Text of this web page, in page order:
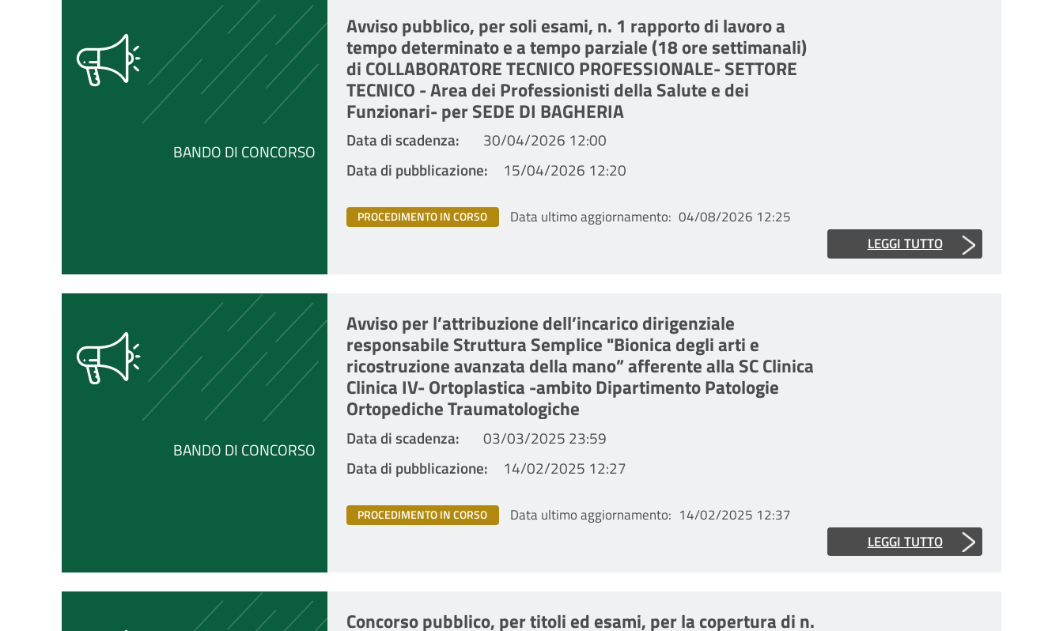
BANDO DI CONCORSO
Avviso pubblico, per soli esami, n. 1 rapporto di lavoro a
tempo determinato e a tempo parziale (18 ore settimanali)
di COLLABORATORE TECNICO PROFESSIONALE- SETTORE
TECNICO - Area dei Professionisti della Salute e dei
Funzionari- per SEDE DI BAGHERIA
Data di scadenza
30/04/2026 12:00
Data di pubblicazione
15/04/2026 12:20
PROCEDIMENTO IN CORSO Data ultimo aggiornamento 04/08/2026 12:25
LEGGI TUTTO
BANDO DI CONCORSO
Avviso per l’attribuzione dell’incarico dirigenziale
responsabile Struttura Semplice "Bionica degli arti e
ricostruzione avanzata della mano” afferente alla SC Clinica
Clinica IV- Ortoplastica -ambito Dipartimento Patologie
Ortopediche Traumatologiche
Data di scadenza
03/03/2025 23:59
Data di pubblicazione
14/02/2025 12:27
PROCEDIMENTO IN CORSO Data ultimo aggiornamento
14/02/2025 12:37
LEGGI TUTTO
Concorso pubblico, per titoli ed esami, per la copertura di n.